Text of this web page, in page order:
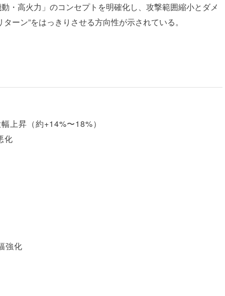
・高火力」のコンセプトを明確化し、攻撃範囲縮小とダメ
ーン”をはっきりさせる方向性が示されている。
上昇（約+14%〜18%）
化
強化